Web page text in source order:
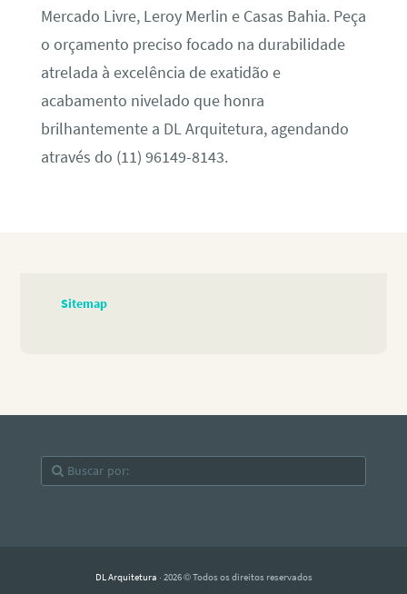
Mercado Livre, Leroy Merlin e Casas Bahia. Peça
o orçamento preciso focado na durabilidade
atrelada à excelência de exatidão e
acabamento nivelado que honra
brilhantemente a DL Arquitetura, agendando
através do (11) 96149-8143.
Sitemap
DL Arquitetura · 2026 © Todos os direitos reservados